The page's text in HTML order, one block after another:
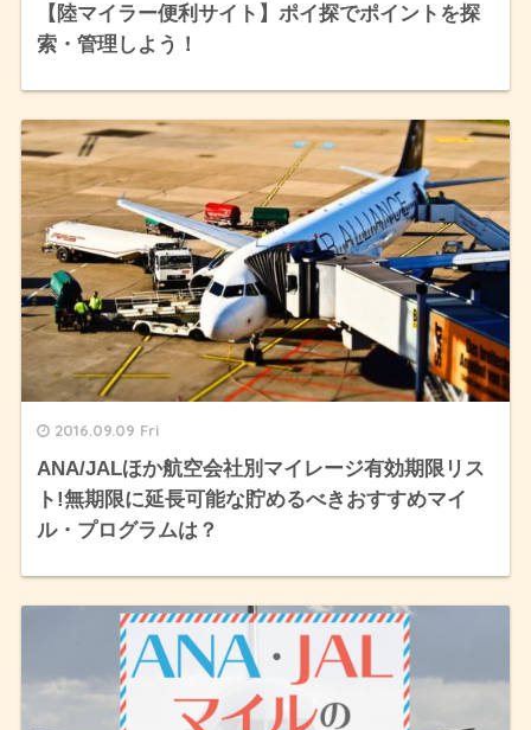
【陸マイラー便利サイト】ポイ探でポイントを探
索・管理しよう！
2016.09.09 Fri
ANA/JALほか航空会社別マイレージ有効期限リス
ト!無期限に延長可能な貯めるべきおすすめマイ
ル・プログラムは？